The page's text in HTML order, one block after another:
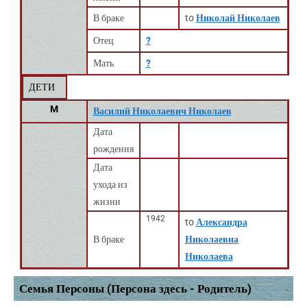
В браке
toНиколай Николаев
Отец ?
Мать ?
ДЕТИ
M
Василий Николаевич Николаев
Дата
рождения
Дата
ухода из
жизни
В браке
1942 to Александра
Николаевна
Николаева
Семья Персоны (Персона здесь - Родитель)